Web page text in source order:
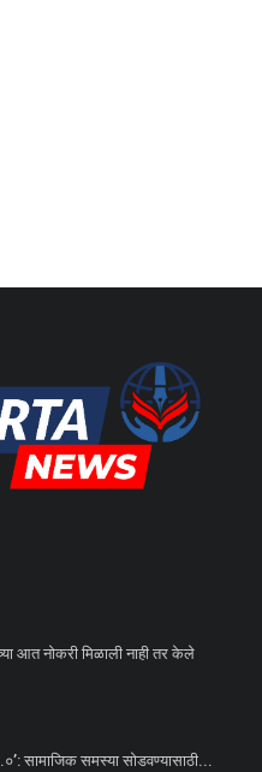
आत नोकरी मिळाली नाही तर केले
सामाजिक समस्या सोडवण्यासाठी...